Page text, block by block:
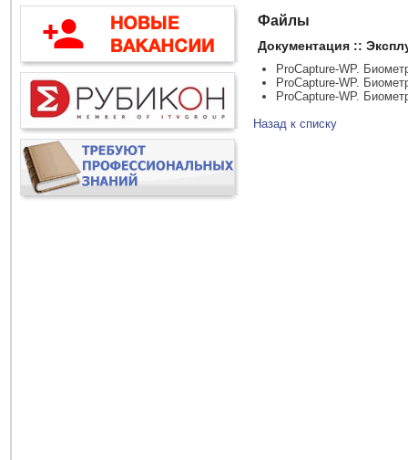
Файлы
Документация ::
ProCapture-WP.
ProCapture-WP.
ProCapture-WP.
Назад к списку